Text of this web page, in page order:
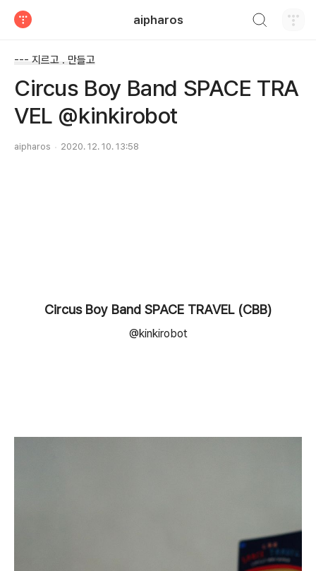
aipharos
--- 지르고 . 만들고
Circus Boy Band SPACE TRA
VEL @kinkirobot
aipharos 2020. 12. 10. 13:58
Circus Boy Band SPACE TRAVEL (CBB)
@kinkirobot